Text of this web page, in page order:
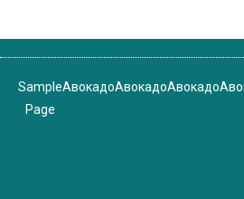
Sample
Page
АвокадоАвокадоАвокадо